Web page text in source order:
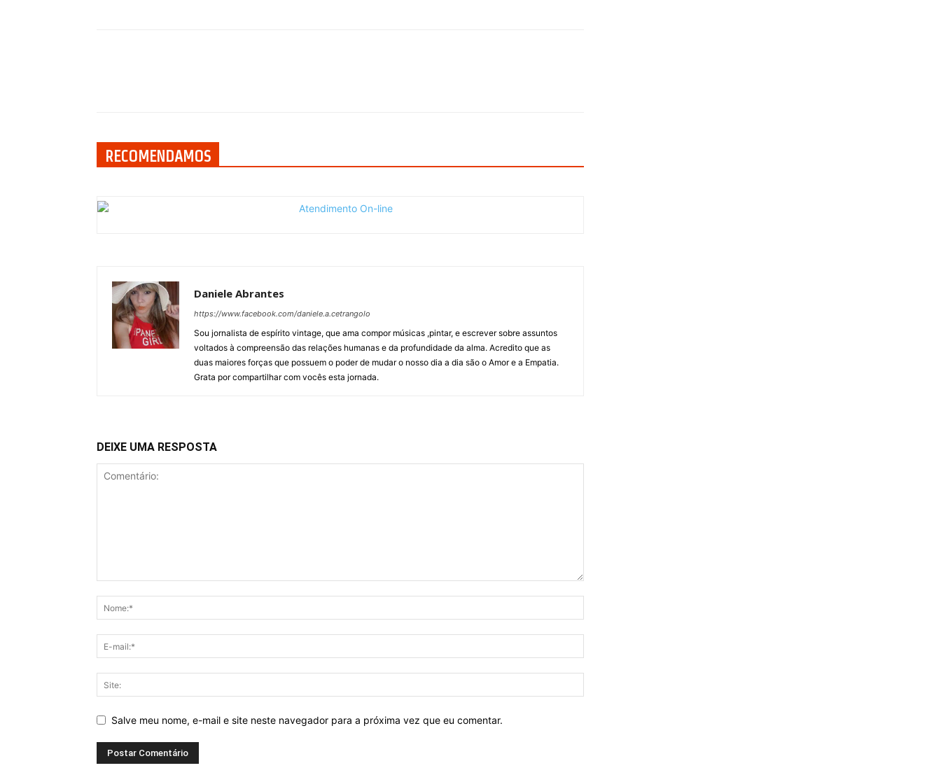
RECOMENDAMOS
Daniele Abrantes
https://www.facebook.com/daniele.a.cetrangolo
Sou jornalista de espírito vintage, que ama compor músicas ,pintar, e escrever sobre assuntos
voltados à compreensão das relações humanas e da profundidade da alma. Acredito que as
duas maiores forças que possuem o poder de mudar o nosso dia a dia são o Amor e a Empatia.
Grata por compartilhar com vocês esta jornada.
DEIXE UMA RESPOSTA
Salve meu nome, e-mail e site neste navegador para a próxima vez que eu comentar.